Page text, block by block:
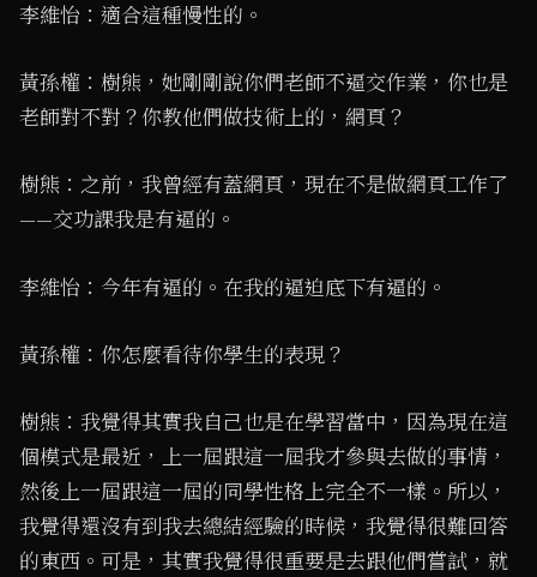
李維怡：適合這種慢性的。
黃孫權：樹熊，她剛剛說你們老師不逼交作業，你也是
老師對不對？你教他們做技術上的，網頁？
樹熊：之前，我曾經有蓋網頁，現在不是做網頁工作了
——交功課我是有逼的。
李維怡：今年有逼的。在我的逼迫底下有逼的。
黃孫權：你怎麼看待你學生的表現？
樹熊：我覺得其實我自己也是在學習當中，因為現在這
個模式是最近，上一屆跟這一屆我才參與去做的事情，
然後上一屆跟這一屆的同學性格上完全不一樣。所以，
我覺得還沒有到我去總結經驗的時候，我覺得很難回答
的東西。可是，其實我覺得很重要是去跟他們嘗試，就